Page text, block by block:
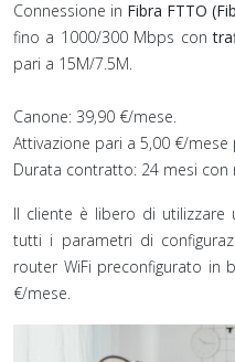
Connessione in Fibra FTTO
fino a 1000/300 Mbps con
pari a 15M/7.5M.
Canone: 39,90 €/mese.
Attivazione pari a 5,00 €/mese
Durata contratto: 24 mesi
Il cliente è libero di utilizzare
tutti i parametri di
router WiFi preconfigurato in
€/mese.